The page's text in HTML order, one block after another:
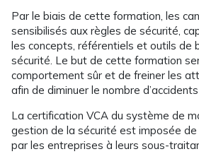
Par le biais de cette formation, les
sensibilisés aux règles de sécurité,
les concepts, référentiels et outils de
sécurité. Le but de cette formation
comportement sûr et de freiner les
afin de diminuer le nombre
La certification VCA du système de
gestion de la sécurité est imposée
par les entreprises à leurs sous-